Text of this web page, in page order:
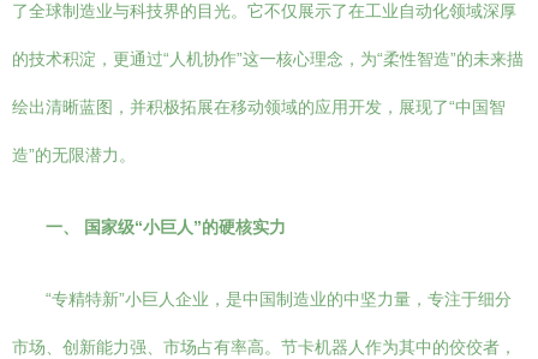
了全球制造业与科技界的目光。它不仅展示了在工业自动化领域深厚
的技术积淀，更通过“人机协作”这一核心理念，为“柔性智造”的未来描
绘出清晰蓝图，并积极拓展在移动领域的应用开发，展现了“中国智
造”的无限潜力。
一、 国家级“小巨人”的硬核实力
“专精特新”小巨人企业，是中国制造业的中坚力量，专注于细分
市场、创新能力强、市场占有率高。节卡机器人作为其中的佼佼者，